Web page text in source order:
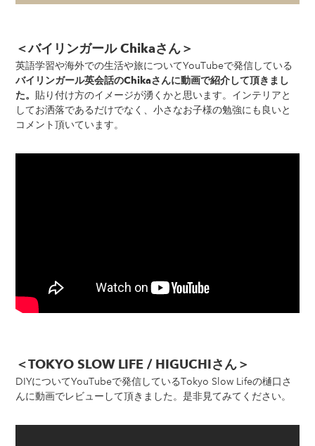
＜バイリンガール Chikaさん＞
英語学習や海外での生活や旅についてYouTubeで発信している
バイリンガール英会話のChikaさんに動画で紹介して頂きまし
た。 貼り付け方のイメージが湧くかと思います。インテリアと
してお洒落であるだけでなく、小さなお子様の勉強にも良いと
コメント頂いています。
＜TOKYO SLOW LIFE / HIGUCHIさん＞
DIYについてYouTubeで発信しているTokyo Slow Lifeの樋口さ
んに動画でレビューして頂きました。是非見てみてください。